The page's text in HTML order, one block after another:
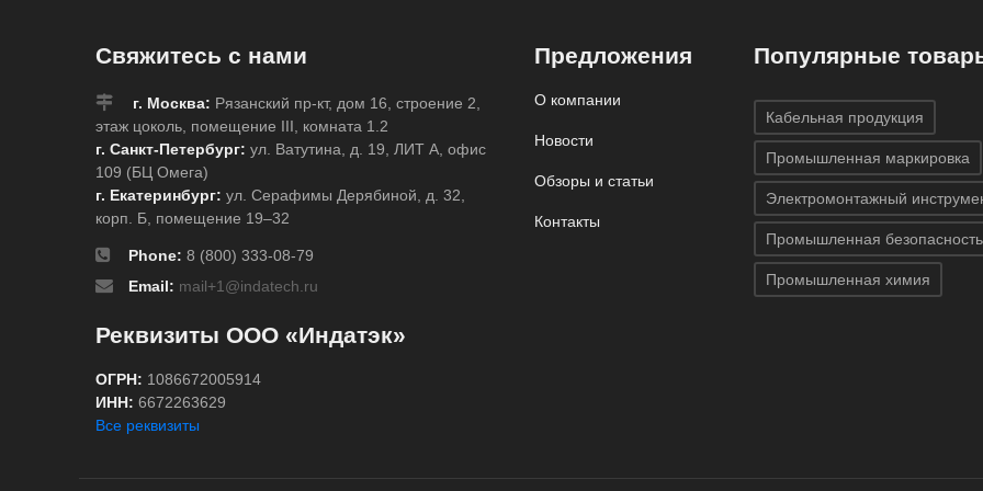
Свяжитесь с нами
г. Москва: Рязанский пр-кт, дом 16, строение 2,
этаж цоколь, помещение III, комната 1.2
г. Санкт-Петербург: ул. Ватутина, д. 19, ЛИТ А, офис
109 (БЦ Омега)
г. Екатеринбург: ул. Серафимы Дерябиной, д. 32,
корп. Б, помещение 19–32
Phone: 8 (800) 333-08-79
Email: mail+1@indatech.ru
Реквизиты ООО «Индатэк»
ОГРН: 1086672005914
ИНН: 6672263629
Все реквизиты
Предложения
О компании
Новости
Обзоры и статьи
Контакты
Популярные
Кабельная продукция
Промышленная маркировка
Электромонтажный
Промышленная безопасность
Промышленная химия